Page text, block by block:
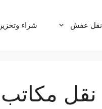
نقل عفش شراء
نقل